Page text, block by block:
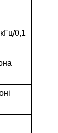
0,1